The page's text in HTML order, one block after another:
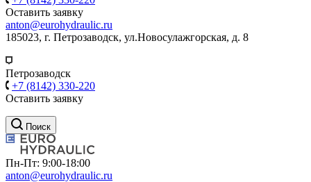
Оставить заявку
anton@eurohydraulic.ru
185023, г. Петрозаводск, ул.Новосулажгорская, д. 8
Петрозаводск
+7 (8142) 330-220
Оставить заявку
Поиск
Пн-Пт: 9:00-18:00
anton@eurohydraulic.ru